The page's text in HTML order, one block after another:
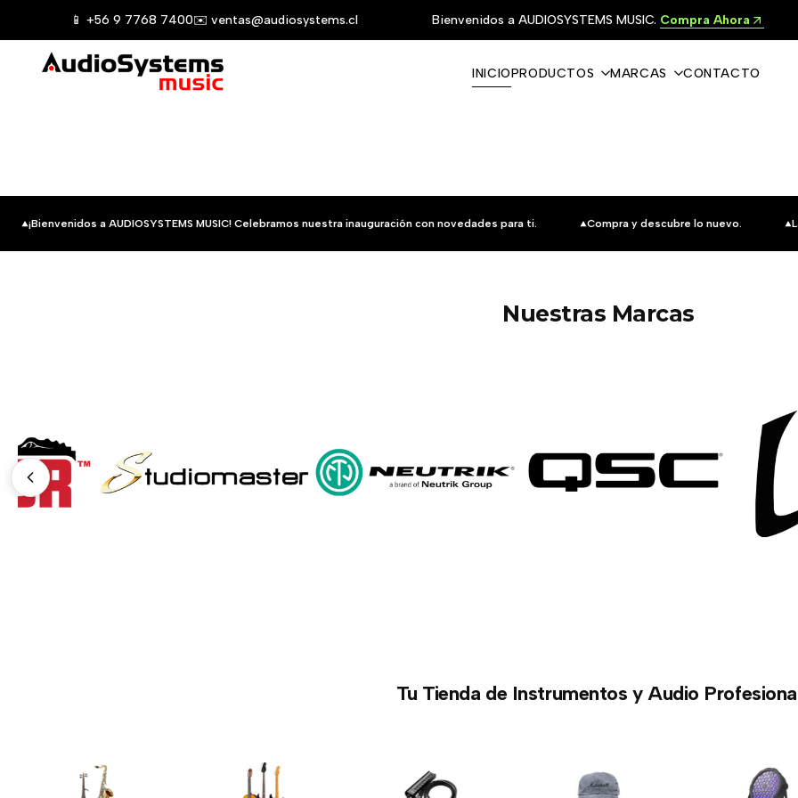
📱 +56 9 7768 7400✉️ ventas@audiosystems.cl Bienvenidos a AUDIOSYSTEMS MUSIC. Compra Ahora
INICIOPRODUCTOS MARCAS CONTACTO
¡Bienvenidos a AUDIOSYSTEMS MUSIC! Celebramos nuestra inauguración con novedades para ti. Compra y descubre lo nuevo.
Nuestras Marcas
Tu Tienda de Instrumentos y Audio